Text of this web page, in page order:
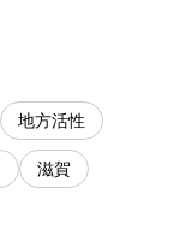
地方活性
滋賀